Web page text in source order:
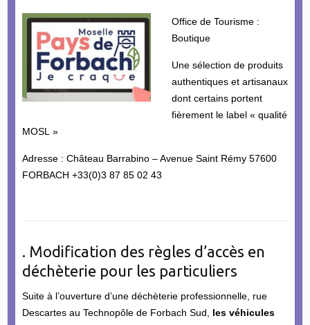
Office de Tourisme :
Boutique
Une sélection de produits
authentiques et artisanaux
dont certains portent
fièrement le label « qualité
MOSL »
Adresse : Château Barrabino – Avenue Saint Rémy 57600
FORBACH +33(0)3 87 85 02 43
. Modification des règles d’accès en
déchèterie pour les particuliers
Suite à l’ouverture d’une déchèterie professionnelle, rue
Descartes au Technopôle de Forbach Sud,
les véhicules